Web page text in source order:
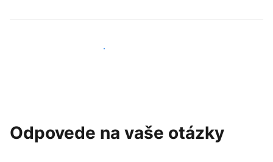
Pridať sa k podobným ubytovateľom
Odpovede na vaše otázky